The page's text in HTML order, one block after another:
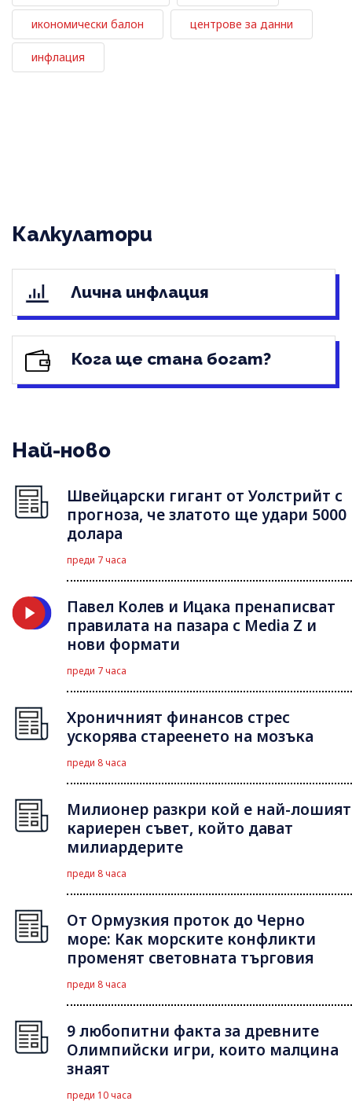
икономически балон центрове за данни
инфлация
Калкулатори
Лична инфлация
Кога ще стана богат?
Най-ново
Швейцарски гигант от Уолстрийт с
прогноза, че златото ще удари 5000
долара
преди 7 часа
Павел Колев и Ицака пренаписват
правилата на пазара с Media Z и
нови формати
преди 7 часа
Хроничният финансов стрес
ускорява стареенето на мозъка
преди 8 часа
Милионер разкри кой е най-лошият
кариерен съвет, който дават
милиардерите
преди 8 часа
От Ормузкия проток до Черно
море: Как морските конфликти
променят световната търговия
преди 8 часа
9 любопитни факта за древните
Олимпийски игри, които малцина
знаят
преди 10 часа